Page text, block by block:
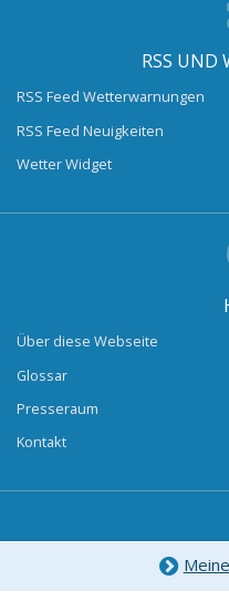
RSS UND
RSS Feed Wetterwarnungen
RSS Feed Neuigkeiten
Wetter Widget
Über diese Webseite
Glossar
Presseraum
Kontakt